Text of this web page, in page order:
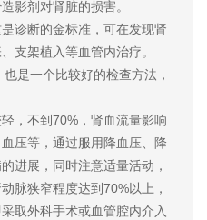
影剂对肾脏的损害。
断的金标准，可在发现肾
支架植入等血管内治疗。
一个比较好的检查方法，
不到70%，肾血流量影响
压等，通过服用降血压、降
进展，同时注意适量活动，
脉狭窄程度达到70%以上，
取外科手术或血管腔内介入